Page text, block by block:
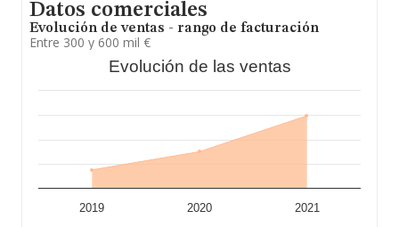
Datos comerciales
Evolución de ventas - rango de facturación
Entre 300 y 600 mil €
Evolución de las ventas
2019 2020 2021